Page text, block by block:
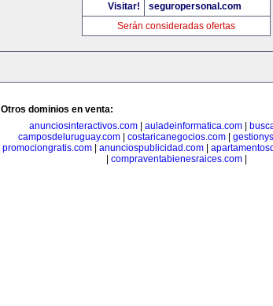
Visitar!
seguropersonal.com
Serán consideradas ofertas
Otros dominios en venta:
anunciosinteractivos.com| auladeinformatica.com|
camposdeluruguay.com| costaricanegocios.com|
promociongratis.com
anunciospublicidad.com
compraventabienesraices.com|